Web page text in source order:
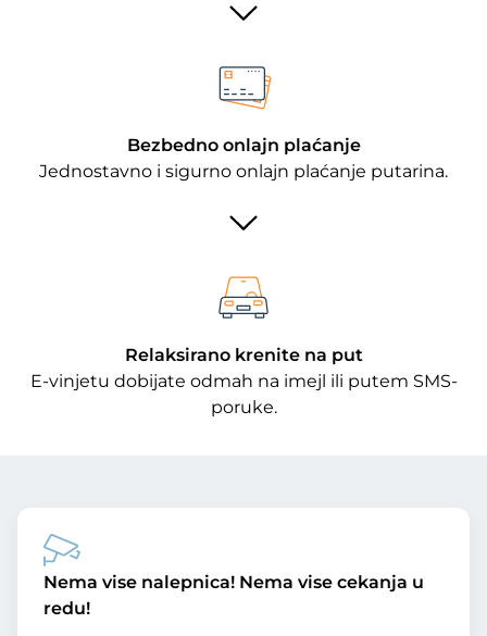
Bezbedno onlajn plaćanje
Jednostavno i sigurno onlajn plaćanje putarina.
Relaksirano krenite na put
E-vinjetu dobijate odmah na imejl ili putem SMS-
poruke.
Nema vise nalepnica! Nema vise cekanja u
redu!